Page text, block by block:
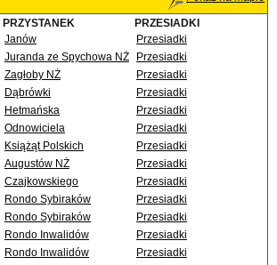
PRZYSTANEK
PRZESIADKI
Janów
Przesiadki
Juranda ze Spychowa NŻ
Przesiadki
Zagłoby NŻ
Przesiadki
Dąbrówki
Przesiadki
Hetmańska
Przesiadki
Odnowiciela
Przesiadki
Książąt Polskich
Przesiadki
Augustów NŻ
Przesiadki
Czajkowskiego
Przesiadki
Rondo Sybiraków
Przesiadki
Rondo Sybiraków
Przesiadki
Rondo Inwalidów
Przesiadki
Rondo Inwalidów
Przesiadki